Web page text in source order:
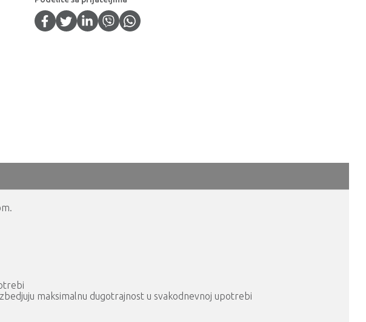
maksimalnu dugotrajnost u svakodnevnoj upotrebi